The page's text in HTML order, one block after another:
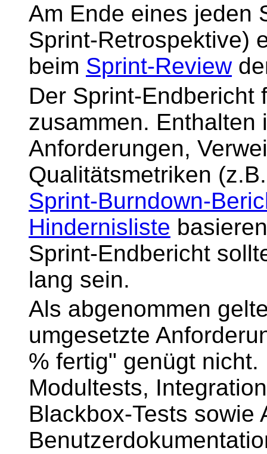
Am Ende eines jeden
Sprint-Retrospektive)
beim Sprint-Review
Der Sprint-Endbericht
zusammen. Enthalten
Anforderungen,
Qualitätsmetriken
Sprint-Burndown-
Hindernisliste
Sprint-Endbericht
lang sein.
Als abgenommen
umgesetzte
% fertig" genügt
Modultests,
Blackbox-Tests sowie